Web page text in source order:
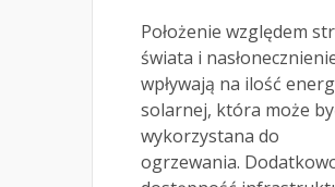
Położenie względem
świata i
wpływają na ilość
solarnej, która może
wykorzystana do
ogrzewania.